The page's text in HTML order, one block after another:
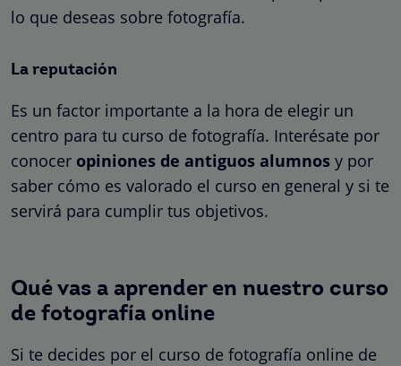
lo que deseas sobre fotografía.
La reputación
Es un factor importante a la hora de elegir un
centro para tu curso de fotografía. Interésate por
conocer opiniones de antiguos alumnos y por
saber cómo es valorado el curso en general y si te
servirá para cumplir tus objetivos.
Qué vas a aprender en nuestro curso
de fotografía online
Si te decides por el curso de fotografía online de